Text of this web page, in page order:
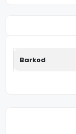
Barkod